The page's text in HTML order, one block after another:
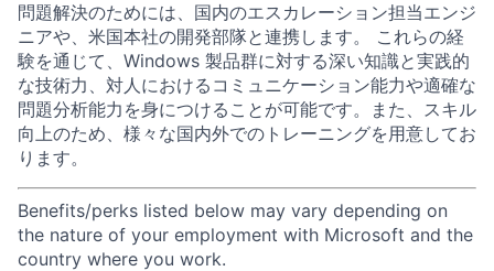
問題解決のためには、国内のエスカレーション担当エンジ
ニアや、米国本社の開発部隊と連携します。 これらの経
験を通じて、Windows 製品群に対する深い知識と実践的
な技術力、対人におけるコミュニケーション能力や適確な
問題分析能力を身につけることが可能です。また、スキル
向上のため、様々な国内外でのトレーニングを用意してお
ります。
Benefits/perks listed below may vary depending on
the nature of your employment with Microsoft and the
country where you work.